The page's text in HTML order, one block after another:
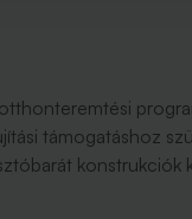
támogatáshoz
konstrukciók